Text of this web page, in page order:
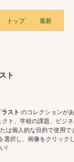
トップ 最新
ト
スト のコレクションが
ト、学校の課題、ビジ
は個人的な目的で使用で
選択し、画像をクリック
!